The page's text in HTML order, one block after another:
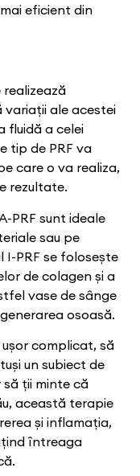
eficient din
ale acestei
fluidă a celei
tip de PRF va
care o va realiza,
rezultate.
PRF sunt ideale
sau pe
PRF se folosește
de colagen și a
vase de sânge
osoasă.
complicat, să
un subiect de
ții minte că
această terapie
și inflamația,
întreaga